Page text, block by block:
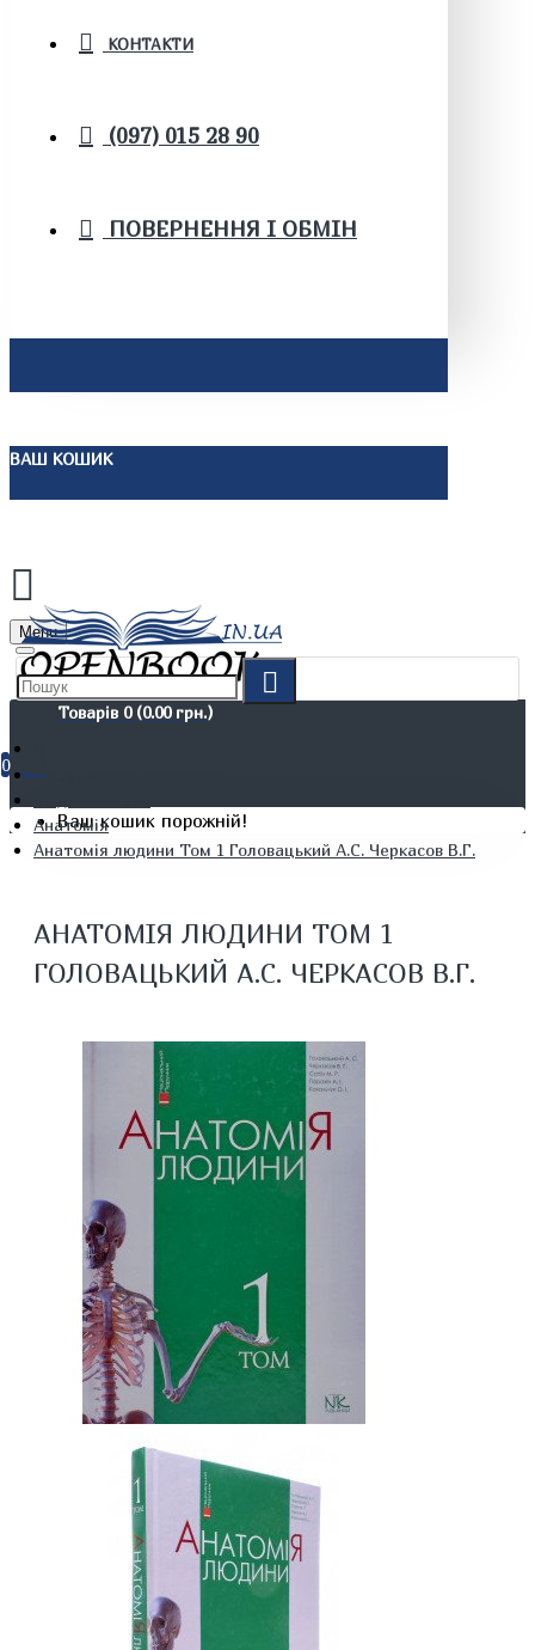
КОНТАКТИ
(097) 015 28 90
ПОВЕРНЕННЯ І ОБМІН
ВАШ КОШИК
Menu
Товарів 0 (0.00 грн.)
0
Ваш кошик порожній!
Не художня література
Анатомія
Анатомія людини Том 1 Головацький А.С. Черкасов В.Г.
АНАТОМІЯ ЛЮДИНИ ТОМ 1
ГОЛОВАЦЬКИЙ А.С. ЧЕРКАСОВ В.Г.